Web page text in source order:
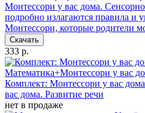
Монтессори у вас дома.
подробно излагаются правила и
Монтессори, которые родители
Скачать
333 р.
Комплект: Монтессори у вас
вас дома. Развитие речи
нет в продаже